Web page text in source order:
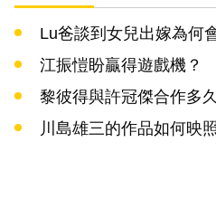
Lu爸談到女兒出嫁為何
江振愷盼贏得遊戲機？
黎彼得與許冠傑合作多
川島雄三的作品如何映